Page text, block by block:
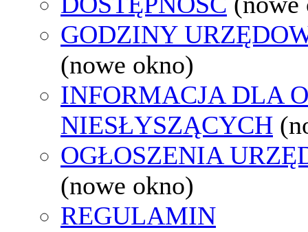
GODZINY
(nowe okno)
INFORMACJA DLA
NIESŁYSZĄCYCH
OGŁOSZENIA
(nowe okno)
REGULAMIN